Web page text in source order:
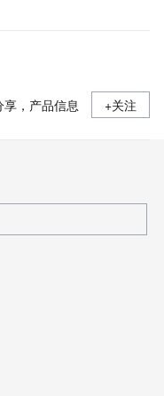
，产品信息 +关注